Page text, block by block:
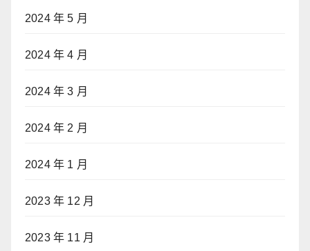
2024 年 5 月
2024 年 4 月
2024 年 3 月
2024 年 2 月
2024 年 1 月
2023 年 12 月
2023 年 11 月